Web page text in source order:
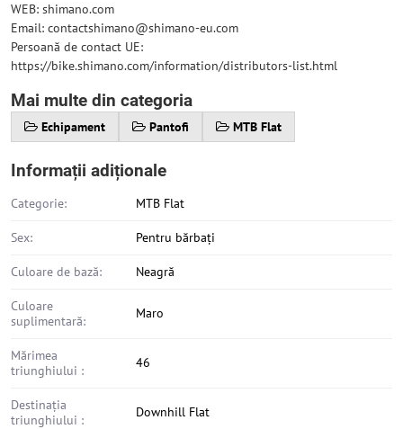
WEB: shimano.com
Email: contactshimano@shimano-eu.com
Persoană de contact UE:
https://bike.shimano.com/information/distributors-list.html
Mai multe din categoria
Echipament Pantofi MTB Flat
Informații adiționale
Categorie: MTB Flat
Sex: Pentru bărbați
Culoare de bază: Neagră
Culoare
suplimentară:
Maro
Mărimea
triunghiului :
46
Destinația
triunghiului :
Downhill Flat